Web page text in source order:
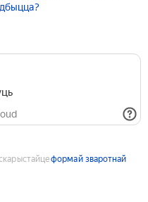
формай зваротнай